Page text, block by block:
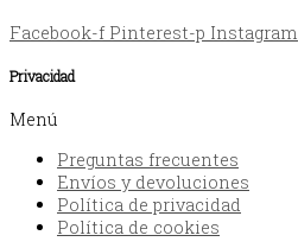
Facebook-f Pinterest-p Instagram
Privacidad
Menú
Preguntas frecuentes
Envíos y devoluciones
Política de privacidad
Política de cookies